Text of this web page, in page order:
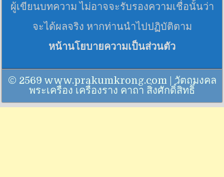
ผู้เขียนบทความ ไม่อาจจะรับรองความเชื่อนั้นว่า
จะได้ผลจริง หากท่านนำไปปฏิบัติตาม
หน้านโยบายความเป็นส่วนตัว
© 2569 www.prakumkrong.com | วัตถุมงคล
พระเครื่อง เครื่องราง คาถา สิ่งศักดิ์สิทธิ์